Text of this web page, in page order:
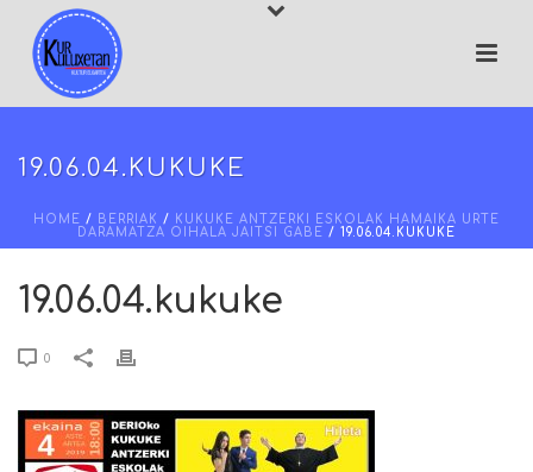
19.06.04.KUKUKE
HOME / BERRIAK /
KUKUKE ANTZERKI ESKOLAK HAMAIKA URTE
DARAMATZA OIHALA JAITSI GABE
/ 19.06.04.KUKUKE
19.06.04.kukuke
0